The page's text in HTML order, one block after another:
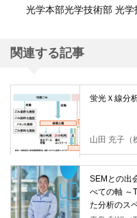
光学本部光学技術部 光
関連する記事
蛍光Ｘ線分
山田 充子（
シス）
SEMとの出
べての軸 ～
た分析のス